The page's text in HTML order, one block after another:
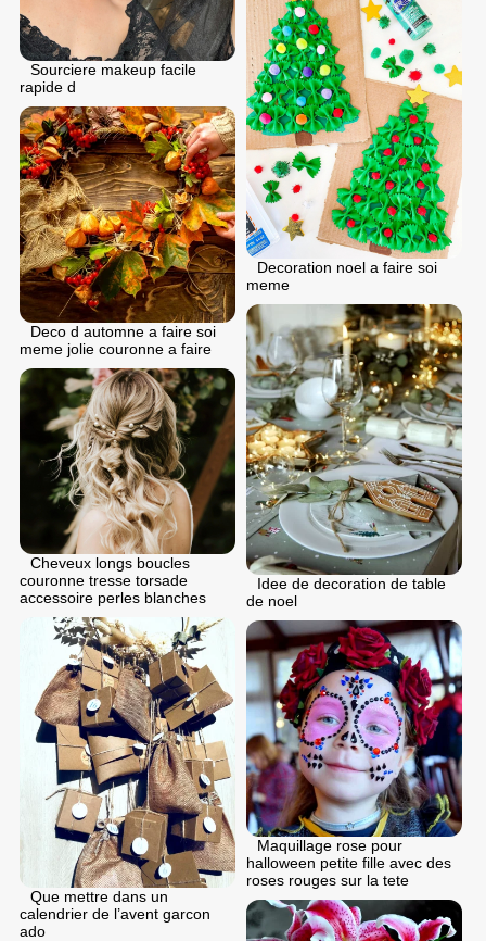
Sourciere makeup facile
rapide d
Decoration noel a faire soi
meme
Deco d automne a faire soi
meme jolie couronne a faire
Idee de decoration de table
de noel
Cheveux longs boucles
couronne tresse torsade
accessoire perles blanches
Que mettre dans un
calendrier de l’avent garcon
ado
Maquillage rose pour
halloween petite fille avec des
roses rouges sur la tete